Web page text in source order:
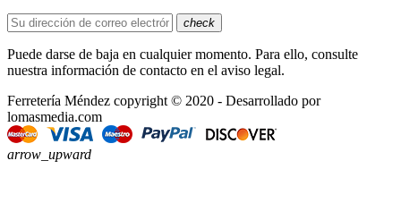
check
Puede darse de baja en cualquier momento. Para ello, consulte
nuestra información de contacto en el aviso legal.
Ferretería Méndez copyright © 2020 - Desarrollado por
lomasmedia.com
arrow_upward